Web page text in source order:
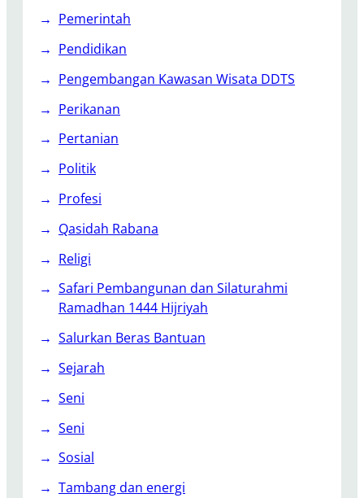
Pemerintah
Pendidikan
Pengembangan Kawasan Wisata DDTS
Perikanan
Pertanian
Politik
Profesi
Qasidah Rabana
Religi
Safari Pembangunan dan Silaturahmi
Ramadhan 1444 Hijriyah
Salurkan Beras Bantuan
Sejarah
Seni
Seni
Sosial
Tambang dan energi